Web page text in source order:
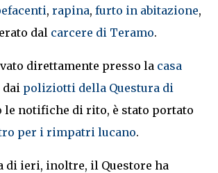
, rapina, furto in abitazione,
dal carcere di Teramo.
direttamente presso la casa
dai poliziotti della Questura di
le notifiche di rito, è stato portato
per i rimpatri lucano.
di ieri, inoltre, il Questore ha